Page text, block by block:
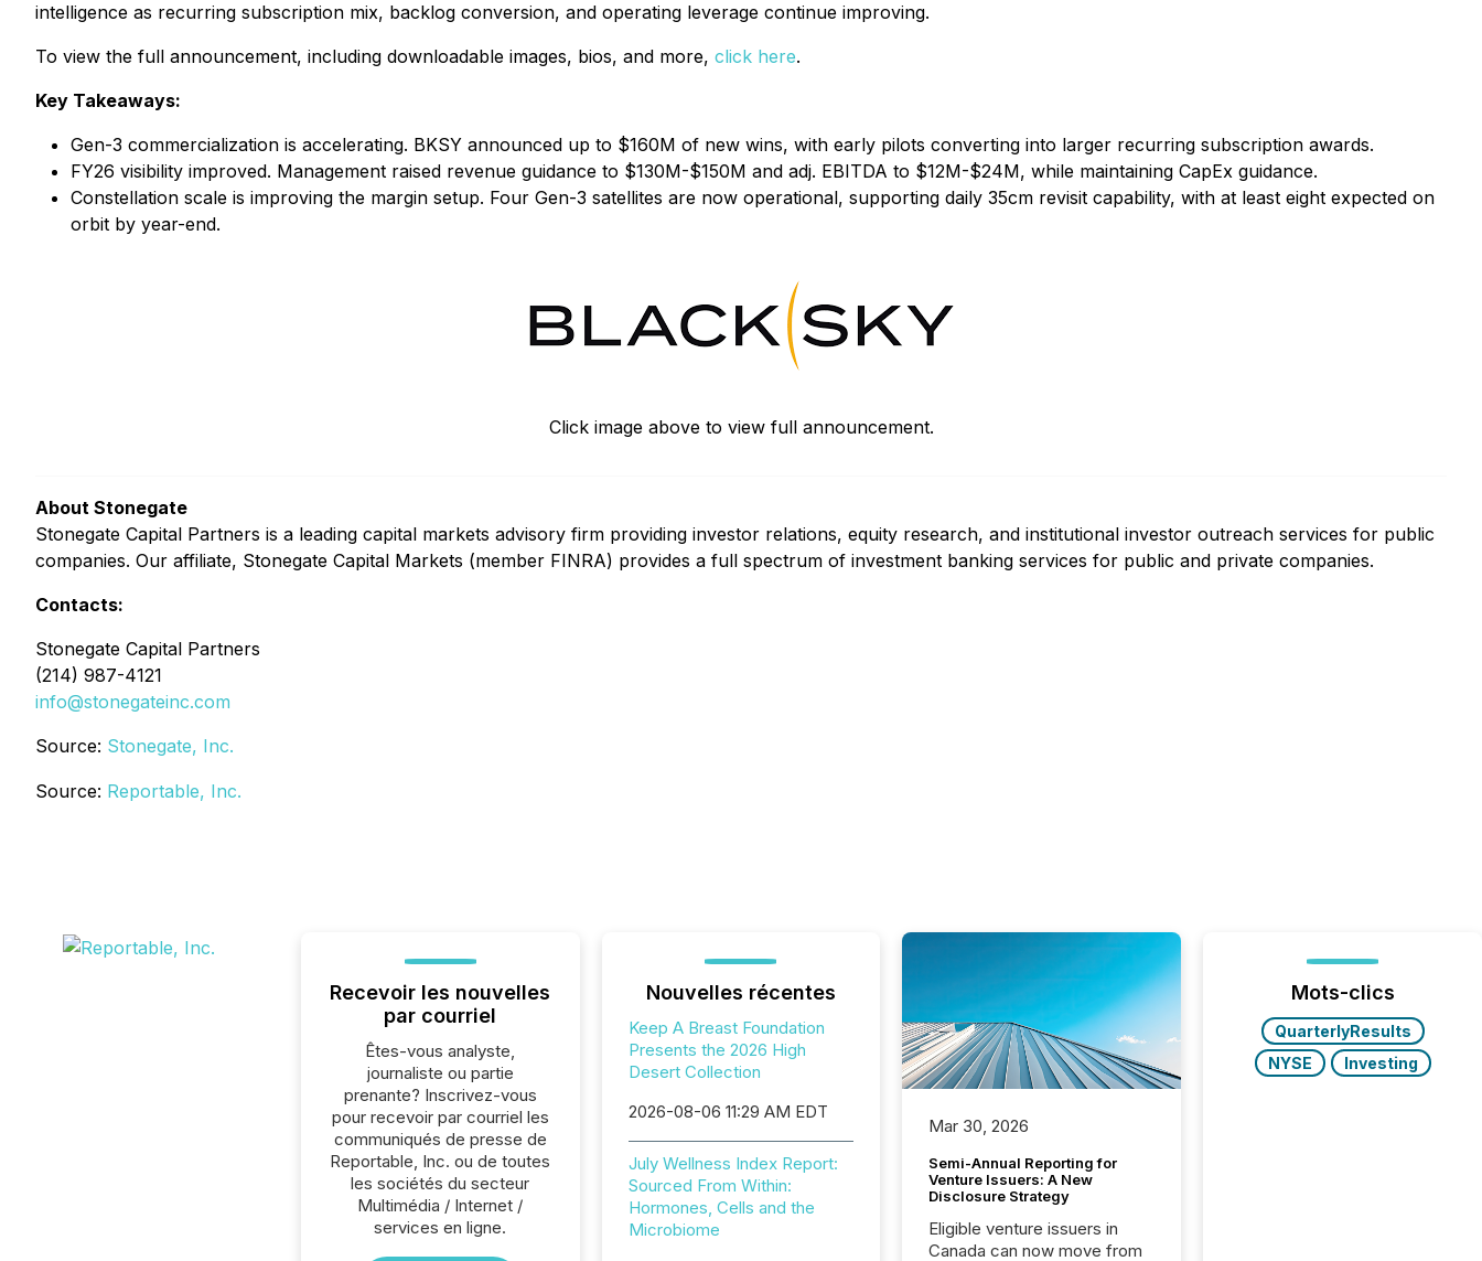
intelligence as recurring subscription mix, backlog conversion, and operating leverage continue improving.
To view the full announcement, including downloadable images, bios, and more, click here.
Key Takeaways:
Gen-3 commercialization is accelerating. BKSY announced up to $160M of new wins, with early pilots converting into larger recurring subscription awards.
FY26 visibility improved. Management raised revenue guidance to $130M-$150M and adj. EBITDA to $12M-$24M, while maintaining CapEx guidance.
Constellation scale is improving the margin setup. Four Gen-3 satellites are now operational, supporting daily 35cm revisit capability, with at least eight expected on
orbit by year-end.
Click image above to view full announcement.
About Stonegate
Stonegate Capital Partners is a leading capital markets advisory firm providing investor relations, equity research, and institutional investor outreach services for public
companies. Our affiliate, Stonegate Capital Markets (member FINRA) provides a full spectrum of investment banking services for public and private companies.
Contacts:
Stonegate Capital Partners
(214) 987-4121
info@stonegateinc.com
Source: Stonegate, Inc.
Source: Reportable, Inc.
Recevoir les nouvelles
par courriel
Êtes-vous analyste,
journaliste ou partie
prenante? Inscrivez-vous
pour recevoir par courriel les
communiqués de presse de
Reportable, Inc. ou de toutes
les sociétés du secteur
Multimédia / Internet /
services en ligne.
Nouvelles récentes
Keep A Breast Foundation
Presents the 2026 High
Desert Collection
2026-08-06 11:29 AM EDT
July Wellness Index Report:
Sourced From Within:
Hormones, Cells and the
Microbiome
Mar 30, 2026
Semi-Annual Reporting for
Venture Issuers: A New
Disclosure Strategy
Eligible venture issuers in
Canada can now move from
Mots-clics
QuarterlyResults
NYSE
Investing